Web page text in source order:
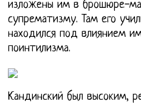
изложены им в брошюре-
супрематизму. Там его
находился под влиянием
поинтилизма.
Кандинский был высоким,